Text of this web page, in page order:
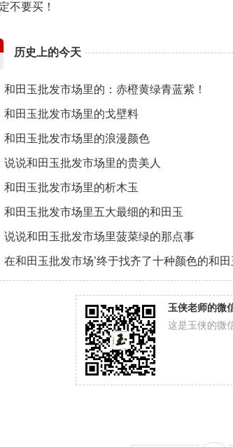
不要买！
历史上的今天
和田玉批发市场里的：赤橙黄绿青蓝紫！
和田玉批发市场里的戈壁料
和田玉批发市场里的浪漫颜色
说说和田玉批发市场里的贵美人
和田玉批发市场里的析木玉
和田玉批发市场里五大最细的和田玉
说说和田玉批发市场里菠菜绿的那点事
在和田玉批发市场’终于找齐了十种颜色的和田
玉侠老师的微
这是玉侠的微